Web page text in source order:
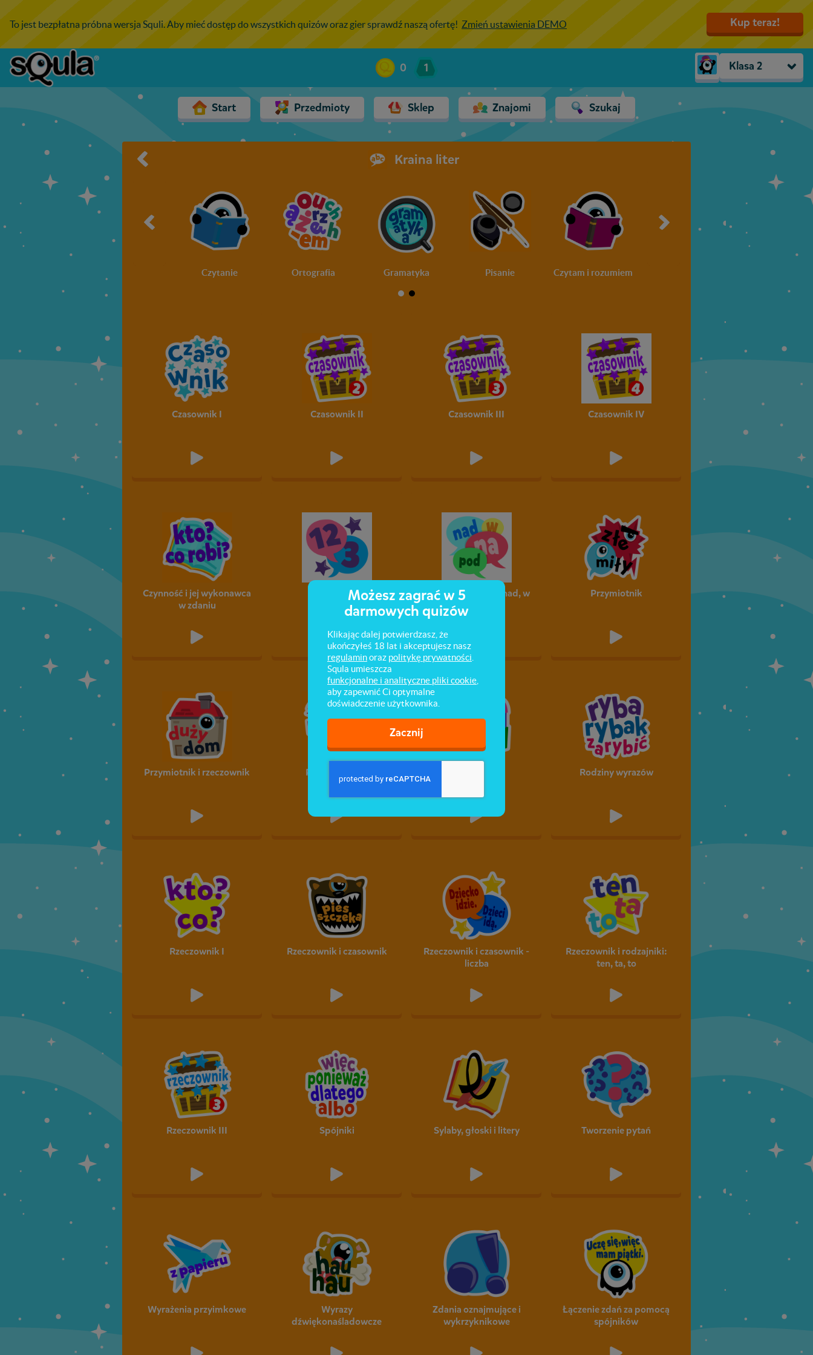
To jest bezpłatna próbna wersja Squli. Aby mieć dostęp do wszystkich quizów oraz gier sprawdź naszą ofertę! Zmień ustawienia DEMO Kup teraz!
0 1 Klasa 2
Przedszkole
Zerówka
Klasa 2
Klasa 3
Start Przedmioty Sklep Znajomi Szukaj
Kraina liter
Czytanie Ortografia Gramatyka Pisanie Czytam i rozumiem
Czasownik I Czasownik II Czasownik III Czasownik IV
Czynność i jej wykonawca
w zdaniu
Liczebnik Przyimki: na, pod, nad, w Przymiotnik
Przymiotnik i rzeczownik Przymiotnik III Rodziny wyrazów
Rzeczownik I Rzeczownik i czasownik
Rzeczownik i czasownik -
liczba
Rzeczownik i rodzajniki:
ten, ta, to
Rzeczownik III Spójniki Sylaby, głoski i litery Tworzenie pytań
Wyrażenia przyimkowe
Wyrazy
dźwiękonaśladowcze
Zdania oznajmujące i
wykrzyknikowe
Łączenie zdań za pomocą
spójników
Możesz zagrać w 5
darmowych quizów
Klikając dalej potwierdzasz, że
ukończyłeś 18 lat i akceptujesz nasz
regulaminoraz politykę prywatności
Squla umieszcza
funkcjonalne i analityczne pliki cookie
aby zapewnić Ci optymalne
doświadczenie użytkownika.
Zacznij